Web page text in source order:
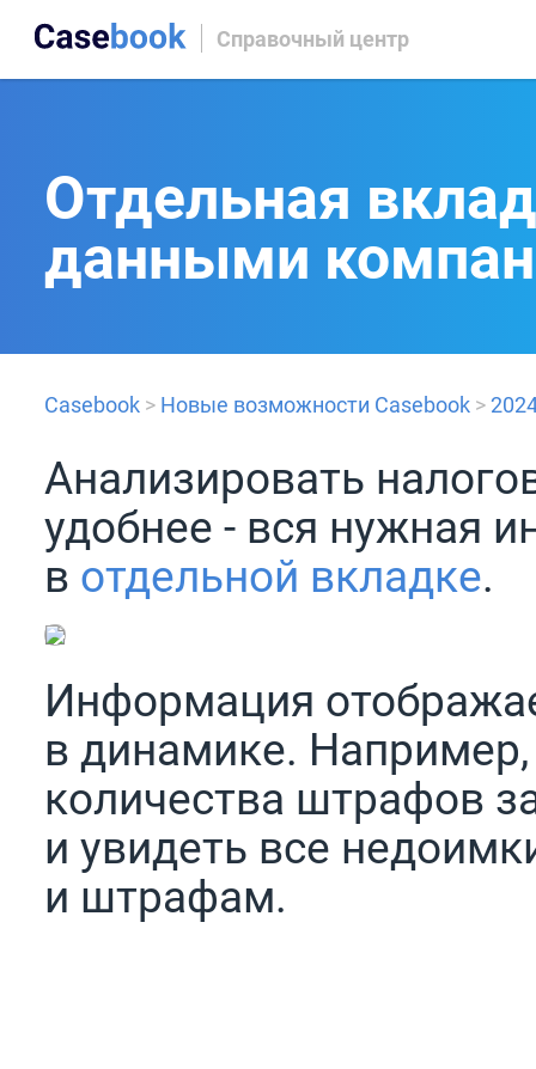
Справочный центр
Отдельная
данными
Casebook > Новые возможности Casebook >
Анализировать
удобнее - вся нужная
в отдельной вкладке.
Информация
в динамике.
количества штрафов
и увидеть все
и штрафам.